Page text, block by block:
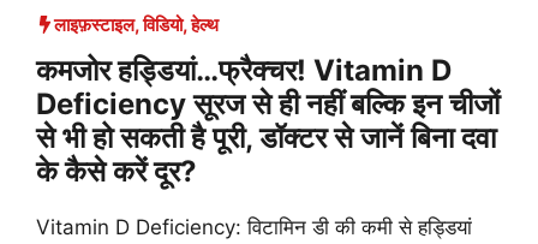
लाइफ़स्टाइल,विडियो,हेल्थ
कमजोर हड्डियां…फ्रैक्चर! Vitamin D
Deficiency सूरज से ही नहीं बल्कि इन चीजों
से भी हो सकती है पूरी, डॉक्टर से जानें बिना दवा
के कैसे करें दूर?
Vitamin D Deficiency: विटामिन डी की कमी से हड्डियां